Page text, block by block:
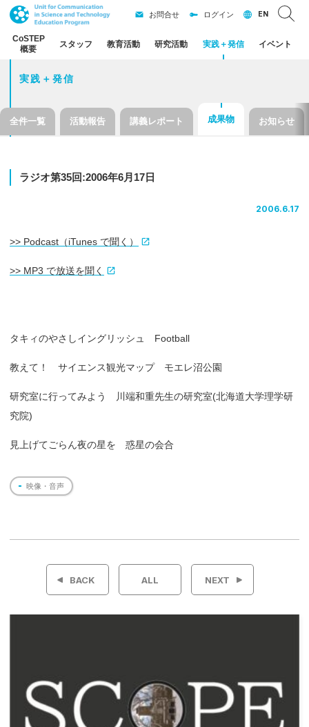
CoSTEP
概要
スタッフ 教育活動 研究活動 実践＋発信 イベント
お問合せ ログイン EN
実践＋発信
全件一覧 活動報告 講義レポート 成果物 お知らせ
ラジオ第35回:2006年6月 17 日
2006.6.17
>> Podcast（iTunes で聞く）
>> MP3 で放送を聞く
タキィのやさしイングリッシュ Football
教えて！ サイエンス観光マップ モエレ沼公園
研究室に行ってみよう 川端和重先生の研究室(北海道大学理学研
究院)
見上げてごらん夜の星を 惑星の会合
映像・音声
投
ー
シ
BACK ALL NEXT